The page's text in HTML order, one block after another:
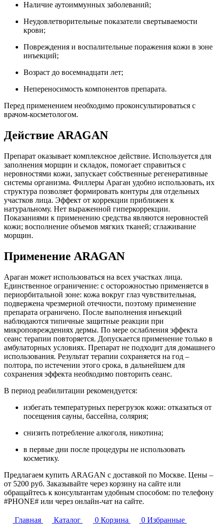
Наличие аутоиммунных заболеваний;
Неудовлетворительные показатели свертываемости
крови;
Повреждения и воспалительные поражения кожи в зоне
инъекций;
Возраст до восемнадцати лет;
Непереносимость компонентов препарата.
Перед применением необходимо проконсультироваться с
врачом-косметологом.
Действие ARAGAN
Препарат оказывает комплексное действие. Используется для
заполнения морщин и складок, помогает справиться с
неровностями кожи, запускает собственные регенеративные
системы организма. Филлеры Араган удобно использовать, их
структура позволяет формировать контуры для отдельных
участков лица. Эффект от коррекции приближен к
натуральному. Нет выраженной гиперкоррекции.
Показаниями к применению средства являются неровностей
кожи; восполнение объемов мягких тканей; сглаживание
морщин.
Применение ARAGAN
Араган может использоваться на всех участках лица.
Единственное ограничение: с осторожностью применяется в
периорбитальной зоне: кожа вокруг глаз чувствительная,
подвержена чрезмерной отечности, поэтому применение
препарата ограничено. После выполнения инъекций
наблюдаются типичные защитные реакции при
микроповреждениях дермы. По мере ослабления эффекта
сеанс терапии повторяется. Допускается применение только в
амбулаторных условиях. Препарат не подходит для домашнего
использования. Результат терапии сохраняется на год –
полтора, по истечении этого срока, в дальнейшем для
сохранения эффекта необходимо повторить сеанс.
В период реабилитации рекомендуется:
избегать температурных перегрузок кожи: отказаться от
посещения сауны, бассейна, солярия;
снизить потребление алкоголя, никотина;
в первые дни после процедуры не использовать
косметику.
Предлагаем купить ARAGAN с доставкой по Москве. Цены –
от 5200 руб. Заказывайте через корзину на сайте или
обращайтесь к консультантам удобным способом: по телефону
#PHONE# или через онлайн-чат на сайте.
Главная Каталог 0 Корзина 0 Избранные